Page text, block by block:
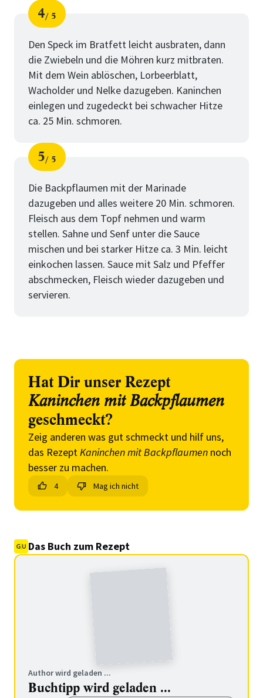
Schritt
4
von
5
Den Speck im Bratfett leicht ausbraten, dann
die Zwiebeln und die Möhren kurz mitbraten.
Mit dem Wein ablöschen, Lorbeerblatt,
Wacholder und Nelke dazugeben. Kaninchen
einlegen und zugedeckt bei schwacher Hitze
ca. 25 Min. schmoren.
Schritt
5
von
5
Die Backpflaumen mit der Marinade
dazugeben und alles weitere 20 Min. schmoren.
Fleisch aus dem Topf nehmen und warm
stellen. Sahne und Senf unter die Sauce
mischen und bei starker Hitze ca. 3 Min. leicht
einkochen lassen. Sauce mit Salz und Pfeffer
abschmecken, Fleisch wieder dazugeben und
servieren.
Hat Dir unser Rezept
Kaninchen mit Backpflaumen
geschmeckt?
Zeig anderen was gut schmeckt und hilf uns,
das RezeptKaninchen mit Backpflaumen noch
besser zu machen.
4 Mag ich nicht
Das Buch zum Rezept
Author wird geladen ...
Buchtipp wird geladen ...